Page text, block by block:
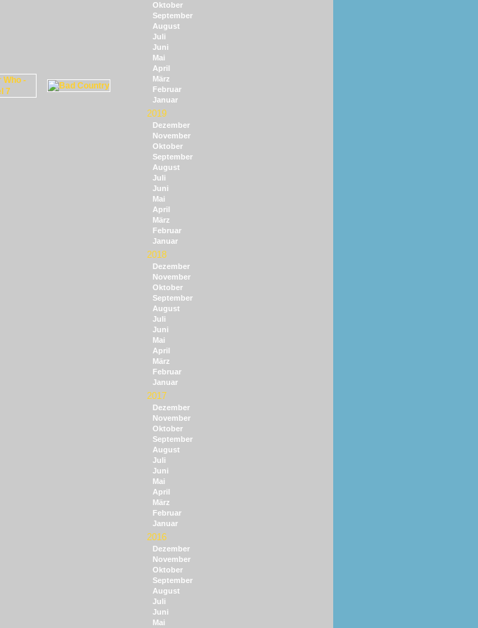
Oktober
September
August
Juli
Juni
Mai
April
März
Februar
Januar
2019
Dezember
November
Oktober
September
August
Juli
Juni
Mai
April
März
Februar
Januar
2018
Dezember
November
Oktober
September
August
Juli
Juni
Mai
April
März
Februar
Januar
2017
Dezember
November
Oktober
September
August
Juli
Juni
Mai
April
März
Februar
Januar
2016
Dezember
November
Oktober
September
August
Juli
Juni
Mai